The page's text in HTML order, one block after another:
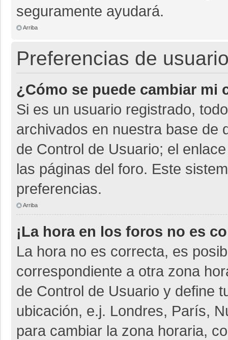
seguramente ayudará.
Arriba
Preferencias de
¿Cómo se puede cambiar mi
Si es un usuario registrado,
archivados en nuestra base de
de Control de Usuario; el
las páginas del foro. Este
preferencias.
Arriba
¡La hora en los foros no es
La hora no es correcta, es
correspondiente a otra zona
de Control de Usuario y define
ubicación, e.j. Londres, París,
para cambiar la zona horaria,